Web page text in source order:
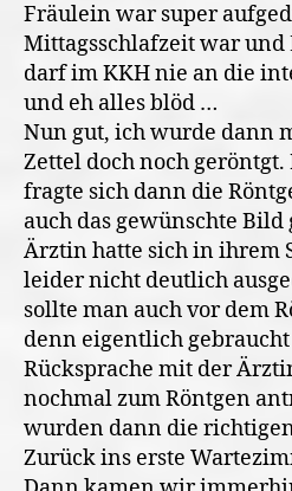
Fräulein war super
Mittagsschlafzeit war
darf im KKH nie an die
und eh alles blöd …
Nun gut, ich wurde dann
Zettel doch noch
fragte sich dann die
auch das gewünschte Bild
Ärztin hatte sich in ihrem
leider nicht deutlich
sollte man auch vor dem
denn eigentlich
Rücksprache mit der
nochmal zum Röntgen
wurden dann die
Zurück ins erste